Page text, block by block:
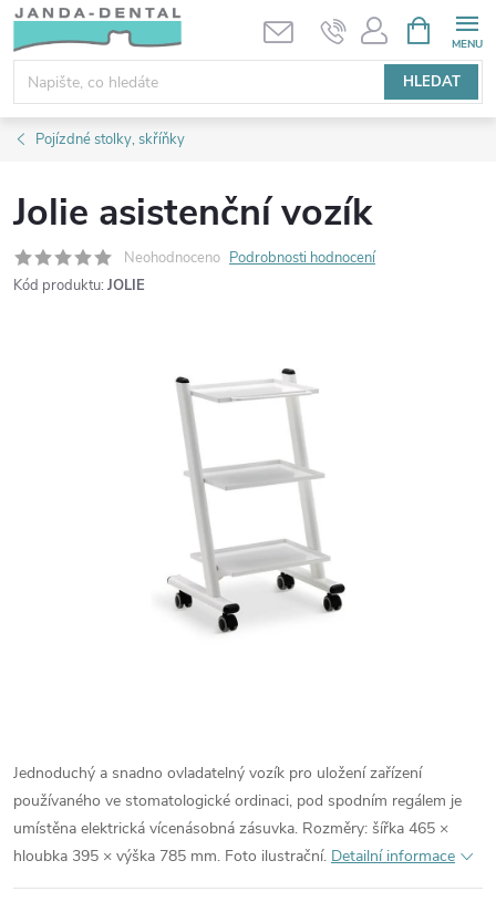
Přejít
obsah
HLEDAT
NÁKUPNÍ
KOŠÍK
Pojízdné stolky, skříňky
Jolie asistenční vozík
Neohodnoceno Podrobnosti hodnocení
Kód produktu: JOLIE
Jednoduchý a snadno ovladatelný vozík pro uložení zařízení
používaného ve stomatologické ordinaci, pod spodním regálem je
umístěna elektrická vícenásobná zásuvka. Rozměry: šířka 465 ×
hloubka 395 × výška 785 mm. Foto ilustrační. Detailní informace